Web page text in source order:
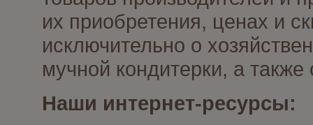
их приобретения, ценах и
исключительно о
мучной кондитерки, а
Наши интернет-ресурсы: